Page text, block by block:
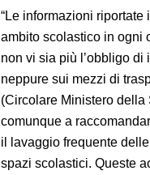
“Le informazioni
ambito scolastico in ogni
non vi sia più l’obbligo
neppure sui mezzi di
(Circolare Ministero della
comunque a
il lavaggio frequente
spazi scolastici. Queste